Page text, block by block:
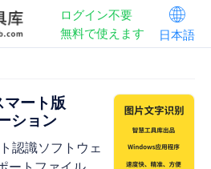
ログイン不要
無料で使えます
日本語
マート版
ション
認識ソフトウェ